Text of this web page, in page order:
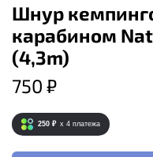
Шнур
карабином
(4,3m)
750 ₽
250 ₽ x 4 платежа